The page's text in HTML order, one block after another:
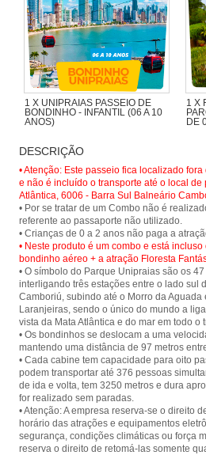
1 X UNIPRAIAS PASSEIO DE
BONDINHO - INFANTIL (06 A 10
ANOS)
Unipraias em Balneário Camboriú e
tenha um vista panorâmica da cidade
e suas belas praias.
1 X
DE
DESCRIÇÃO
• Atenção: Este passeio fica localizado
e não é incluído o transporte até o local de
Atlântica, 6006 - Barra Sul Balneário
• Por se tratar de um Combo não é
referente ao passaporte não utilizado.
• Neste produto é um combo e está
bondinho aéreo + a atração Floresta
• O símbolo do Parque Unipraias são os
interligando três estações entre o lado sul
Camboriú, subindo até o Morro da Aguada
Laranjeiras, sendo o único do mundo a
vista da Mata Atlântica e do mar em todo o
• Os bondinhos se deslocam a uma
mantendo uma distância de 97 metros
• Cada cabine tem capacidade para oito
podem transportar até 376 pessoas
de ida e volta, tem 3250 metros e dura
for realizado sem paradas.
• Atenção: A empresa reserva-se o direito
horário das atrações e equipamentos
segurança, condições climáticas ou força
reserva o direito de retomá-las somente